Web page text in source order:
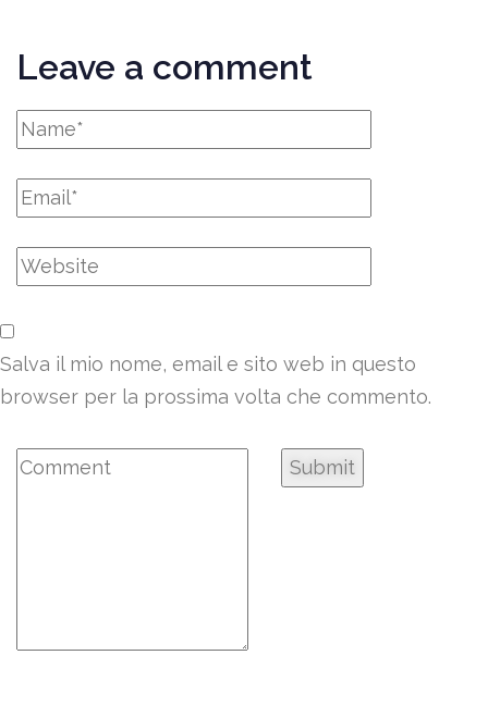
Leave a comment
Salva il mio nome, email e sito web in questo
browser per la prossima volta che commento.